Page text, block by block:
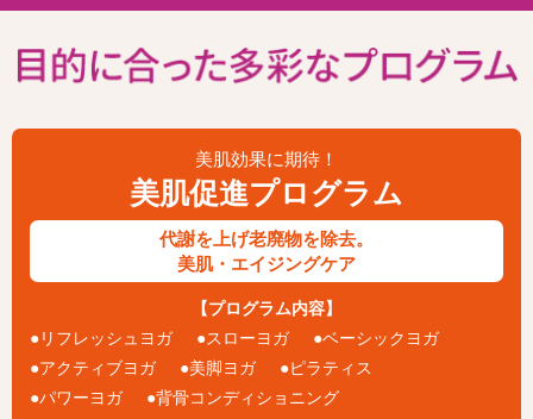
美肌効果に期待！
美肌促進プログラム
代謝を上げ老廃物を除去。
美肌・エイジングケア
【プログラム内容】
リフレッシュヨガ
スローヨガ
ベーシックヨガ
アクティブヨガ
美脚ヨガ
ピラティス
パワーヨガ
背骨コンディショニング